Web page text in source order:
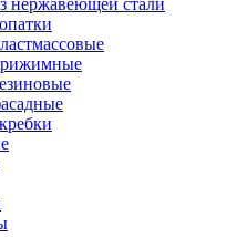
нержавеющей стали